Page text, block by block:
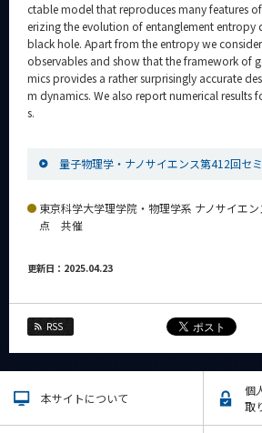
ctable model that reproduces many features
erizing the evolution of entanglement
black hole. Apart from the entropy we
observables and show that the framework of
mics provides a rather surprisingly accurate
m dynamics. We also report numerical results
s.
量子物理学・ナノサイエンス第412回セ
東京科学大学理学院・物理学系 ナノサイエ
点 共催
更新日：2025.04.23
RSS
本サイトについて
個
取